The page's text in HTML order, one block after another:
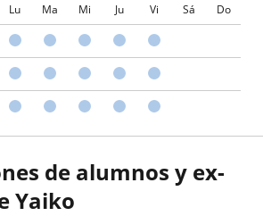
Lu Ma Mi Ju Vi Sá Do
de alumnos y ex-
Yaiko